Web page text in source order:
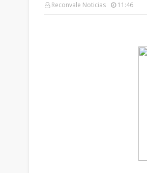
Reconvale Noticias 11:46